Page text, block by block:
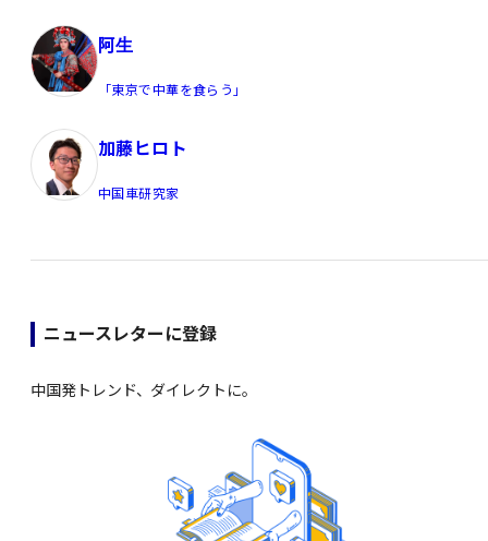
阿生
「東京で中華を食らう」
加藤ヒロト
中国車研究家
ニュースレターに登録
中国発トレンド、ダイレクトに。